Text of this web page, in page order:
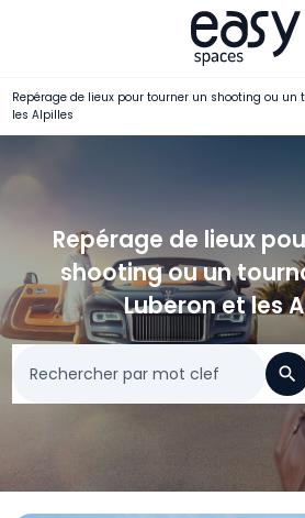
Repérage de lieux pour tourner un shooting ou un
les Alpilles
Repérage de lieux
shooting ou un
Luberon et les
Rechercher par mot clef search
Panneau de gestion des cookies